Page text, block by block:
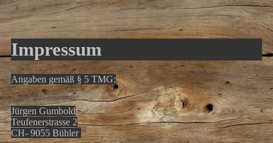
Impressum
Angaben gemäß § 5 TMG:
Jürgen Gumbold
Teufenerstrasse 2
CH- 9055 Bühler